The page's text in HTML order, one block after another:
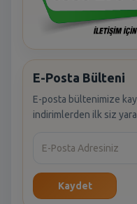
E-Posta Bülteni
E-posta bültenimize
indirimlerden ilk siz
Kaydet